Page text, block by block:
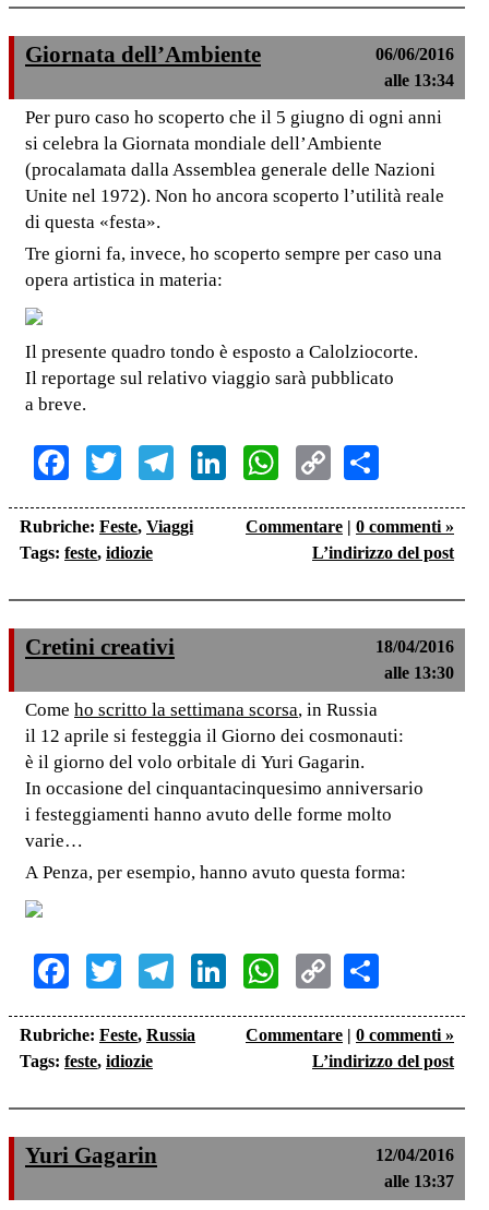
Giornata dell’Ambiente
06/06/2016
alle 13:34
Per puro caso ho scoperto che il 5 giugno di ogni anni
si celebra la Giornata mondiale dell’Ambiente
(procalamata dalla Assemblea generale delle Nazioni
Unite nel 1972). Non ho ancora scoperto l’utilità reale
di questa «festa».
Tre giorni fa, invece, ho scoperto sempre per caso una
opera artistica in materia:
Il presente quadro tondo è esposto a Calolziocorte.
Il reportage sul relativo viaggio sarà pubblicato
a breve.
Facebook
TwitterTelegram
LinkedInWhatsApp
Copy
Link
Rubriche: Feste, Viaggi
Tags: feste, idiozie
Commentare | 0 commenti »
L’indirizzo del post
Cretini creativi
18/04/2016
alle 13:30
Come ho scritto la settimana scorsa, in Russia
il 12 aprile si festeggia il Giorno dei cosmonauti:
è il giorno del volo orbitale di Yuri Gagarin.
In occasione del cinquantacinquesimo anniversario
i festeggiamenti hanno avuto delle forme molto
varie…
A Penza, per esempio, hanno avuto questa forma:
Facebook
TwitterTelegram
LinkedInWhatsApp
Copy
Link
Rubriche: Feste, Russia
Tags: feste, idiozie
Commentare | 0 commenti »
L’indirizzo del post
Yuri Gagarin
12/04/2016
alle 13:37